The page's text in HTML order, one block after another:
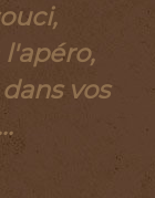
de
coup
pour
je